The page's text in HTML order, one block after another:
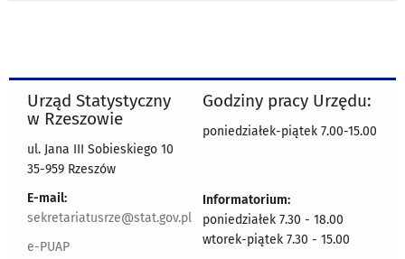
Urząd Statystyczny
w Rzeszowie
ul. Jana III Sobieskiego 10
35-959 Rzeszów
E-mail:
sekretariatusrze@stat.gov.pl
e-PUAP
Godziny pracy Urzędu:
poniedziałek-piątek 7.00-15.00
Informatorium:
poniedziałek 7.30 - 18.00
wtorek-piątek 7.30 - 15.00